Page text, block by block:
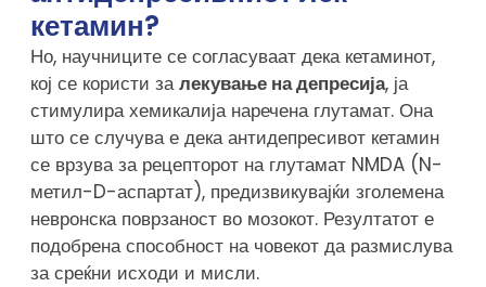
кетамин?
Но, научниците се согласуваат дека кетаминот,
кој се користи залекување на депресија, ја
стимулира хемикалија наречена глутамат. Она
што се случува е дека антидепресивот кетамин
се врзува за рецепторот на глутамат NMDA (N-
метил-D-аспартат), предизвикувајќи зголемена
невронска поврзаност во мозокот. Резултатот е
подобрена способност на човекот да размислува
за среќни исходи и мисли.